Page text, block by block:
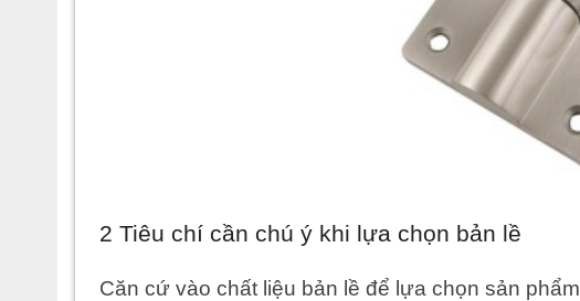
2 Tiêu chí cần chú ý khi lựa chọn bản lề
Căn cứ vào chất liệu bản lề để lựa chọn sản phẩm